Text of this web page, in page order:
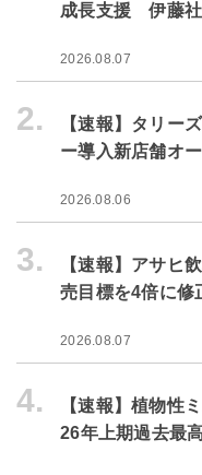
成長支援 伊藤
2026.08.07
2.
【速報】タリー
ー導入新店舗オ
2026.08.06
3.
【速報】アサ
売目標を4倍に修
2026.08.07
4.
【速報】植物性
26年上期過去最